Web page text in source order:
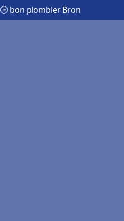
🕒 bon plombier Bron